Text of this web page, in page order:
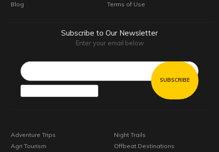
Blog
Terms of Use
Subscribe to Our Newsletter
Enter your email below
Adventure Trips
Agri Tourism
Night Trails
Offbeat Destinations